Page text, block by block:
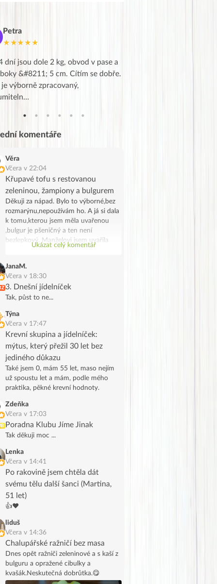
Petra
★★★★★
dní jsou dole 2 kg, obvod v pase a
&#8211; 5 cm. Cítím se dobře.
výborně zpracovaný,
komentáře
Věra
Včera v 22:04
Křupavé tofu s restovanou
zeleninou, žampiony a bulgurem
Děkuji za nápad. Bylo to výborné,bez
rozmarýnu,nepoužívám ho. A já si dala
k tomu,kterou jsem měla uvařenou
,bulgur je pšeničný a ten není
bezlepkový. Manželovi jsem uvařila
bramborové noky .Bylo to chutné a
spotřebovat žampiony a tak se stalo.
Děkuji, manžel na tofu říkal že vypadá
jak škvarky,měla jsem marinované a
ochutila jsem ho trochu Tamaris.
Ukázat celý komentář
JanaM.
Včera v 18:30
3. Dnešní jídelníček
Tak, půst to ne...
Týna
Včera v 17:47
Krevní skupina a jídelníček:
mýtus, který přežil 30 let bez
jediného důkazu
Také jsem 0, mám 55 let, maso nejím
už spoustu let a mám, podle mého
praktika, pěkné krevní hodnoty.
Zdeňka
Včera v 17:03
Poradna Klubu Jíme Jinak
Tak děkuji moc ...
Lenka
Včera v 14:41
Po rakovině jsem chtěla dát
svému tělu další šanci (Martina,
51 let)
👍❤️
liduš
Včera v 14:36
Chalupářské ražničí bez masa
Dnes opět ražniči zeleninové a s kaší z
bulguru a opražené cibulky a
kvašák.Neskutečná dobrůtka.😋